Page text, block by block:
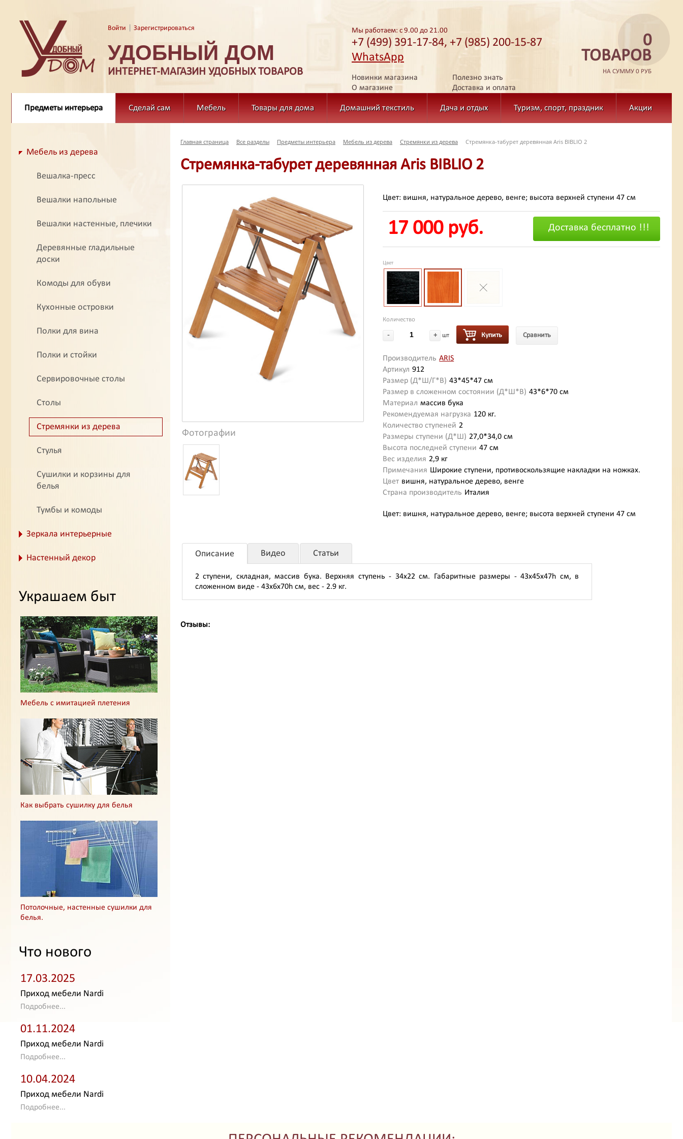
Войти Зарегистрироваться
УДОБНЫЙ ДОМ
ИНТЕРНЕТ-МАГАЗИН УДОБНЫХ ТОВАРОВ
Мы работаем: с 9.00 до 21.00
+7 (499) 391-17-84, +7 (985) 200-15-87
WhatsApp
Новинки магазина
Полезно знать
О магазине
Доставка и оплата
0
ТОВАРОВ
НА СУММУ 0 РУБ
Предметы интерьера Сделай сам Мебель Товары для дома Домашний текстиль Дача и отдых Туризм, спорт, праздник Акции
Мебель из дерева
Вешалка-пресс
Вешалки напольные
Вешалки настенные, плечики
Деревянные гладильные
доски
Комоды для обуви
Кухонные островки
Полки для вина
Полки и стойки
Сервировочные столы
Столы
Стремянки из дерева
Стулья
Сушилки и корзины для
белья
Тумбы и комоды
Зеркала интерьерные
Настенный декор
Украшаем быт
Мебель с имитацией плетения
Как выбрать сушилку для белья
Потолочные, настенные сушилки для
белья.
Что нового
17.03.2025
Приход мебели Nardi
Подробнее...
01.11.2024
Приход мебели Nardi
Подробнее...
10.04.2024
Приход мебели Nardi
Подробнее...
Главная страница Все разделы Предметы интерьера Мебель из дерева Стремянки из дерева Стремянка-табурет деревянная Aris BIBLIO 2
Стремянка-табурет деревянная Aris BIBLIO 2
Фотографии
Цвет: вишня, натуральное дерево, венге; высота верхней ступени 47 см
17 000 руб. Доставка бесплатно !!!
Цвет
Количество
- + шт Купить Сравнить
Производитель ARIS
Артикул 912
Размер (Д*Ш/Г*В) 43*45*47 см
Размер в сложенном состоянии (Д*Ш*В) 43*6*70 см
Материал массив бука
Рекомендуемая нагрузка 120 кг.
Количество ступеней 2
Размеры ступени (Д*Ш) 27,0*34,0 см
Высота последней ступени 47 см
Вес изделия 2,9 кг
Примечания Широкие ступени, противоскользящие накладки на ножках.
Цвет вишня, натуральное дерево, венге
Страна производитель Италия
Цвет: вишня, натуральное дерево, венге; высота верхней ступени 47 см
Описание Видео Статьи
2 ступени, складная, массив бука. Верхняя ступень - 34х22 см. Габаритные размеры - 43х45х47h см, в
сложенном виде - 43х6х70h см, вес - 2.9 кг.
Отзывы: